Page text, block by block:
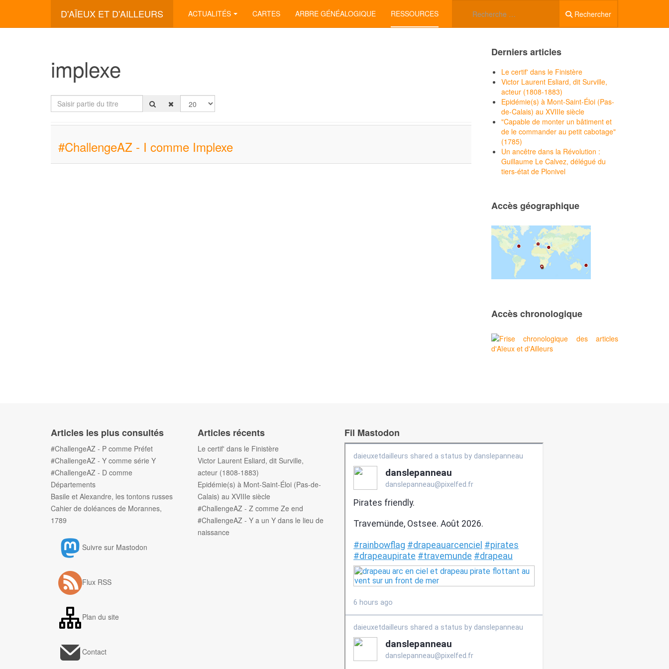
D'AÏEUX ET D'AILLEURS Rechercher
ACTUALITÉS CARTES ARBRE GÉNÉALOGIQUE RESSOURCES
implexe
Saisir partie du titre Afficher #
#ChallengeAZ - I comme Implexe
Derniers articles
Le certif' dans le Finistère
Victor Laurent Esliard, dit Surville,
acteur (1808-1883)
Epidémie(s) à Mont-Saint-Éloi (Pas-
de-Calais) au XVIIIe siècle
"Capable de monter un bâtiment et
de le commander au petit cabotage"
(1785)
Un ancêtre dans la Révolution :
Guillaume Le Calvez, délégué du
tiers-état de Plonivel
Accès géographique
Accès chronologique
Articles les plus consultés
#ChallengeAZ - P comme Préfet
#ChallengeAZ - Y comme série Y
#ChallengeAZ - D comme
Départements
Basile et Alexandre, les tontons russes
Cahier de doléances de Morannes,
1789
Suivre sur Mastodon
Flux RSS
Plan du site
Contact
Articles récents
Le certif' dans le Finistère
Victor Laurent Esliard, dit Surville,
acteur (1808-1883)
Epidémie(s) à Mont-Saint-Éloi (Pas-de-
Calais) au XVIIIe siècle
#ChallengeAZ - Z comme Ze end
#ChallengeAZ - Y a un Y dans le lieu de
naissance
Fil Mastodon